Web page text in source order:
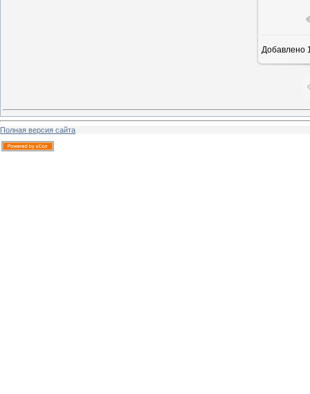
Добавлено
Полная версия сайта